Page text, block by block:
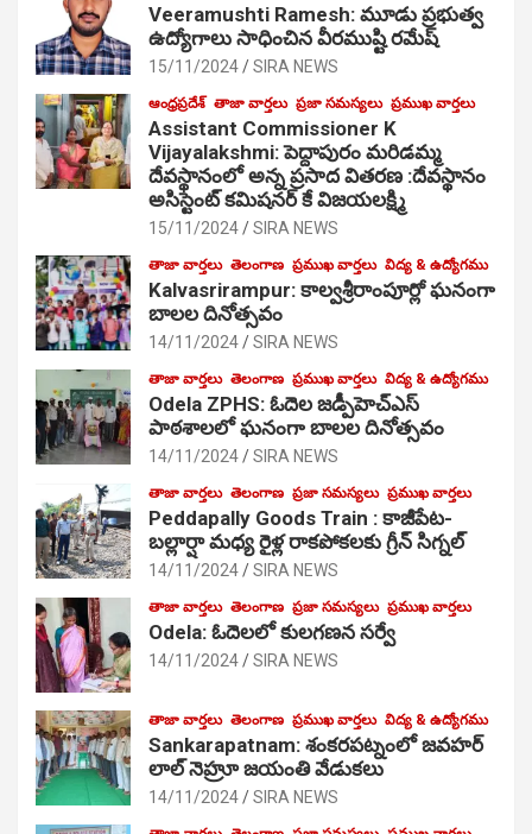
Veeramushti Ramesh: మూడు ప్రభుత్వ
ఉద్యోగాలు సాధించిన వీరముష్టి రమేష్
15/11/2024 SIRA NEWS
ఆంధ్రప్రదేశ్ తాజా వార్తలు ప్రజా సమస్యలు ప్రముఖ వార్తలు
Assistant Commissioner K
Vijayalakshmi: పెద్దాపురం మరిడమ్మ
దేవస్థానంలో అన్న ప్రసాద వితరణ :దేవస్థానం
అసిస్టెంట్ కమిషనర్ కే విజయలక్ష్మి
15/11/2024 SIRA NEWS
తాజా వార్తలు తెలంగాణ ప్రముఖ వార్తలు విద్య & ఉద్యోగము
Kalvasrirampur: కాల్వశ్రీరాంపూర్లో ఘనంగా
బాలల దినోత్సవం
14/11/2024 SIRA NEWS
తాజా వార్తలు తెలంగాణ ప్రముఖ వార్తలు విద్య & ఉద్యోగము
Odela ZPHS: ఓదెల జ‌డ్పీహెచ్ఎస్
పాఠ‌శాల‌లో ఘనంగా బాలల దినోత్సవం
14/11/2024 SIRA NEWS
తాజా వార్తలు తెలంగాణ ప్రజా సమస్యలు ప్రముఖ వార్తలు
Peddapally Goods Train : కాజీపేట-
బల్లార్షా మధ్య రైళ్ల రాకపోకలకు గ్రీన్ సిగ్నల్
14/11/2024 SIRA NEWS
తాజా వార్తలు తెలంగాణ ప్రజా సమస్యలు ప్రముఖ వార్తలు
Odela: ఓదెలలో కులగణన సర్వే
14/11/2024 SIRA NEWS
తాజా వార్తలు తెలంగాణ ప్రముఖ వార్తలు విద్య & ఉద్యోగము
Sankarapatnam: శంకరపట్నంలో జవహర్
లాల్ నెహ్రూ జయంతి వేడుకలు
14/11/2024 SIRA NEWS